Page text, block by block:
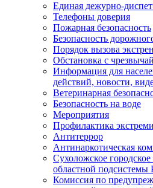
Единая дежурно-
Телефоны доверия
Пожарная безопасность
Безопасность
Порядок вызова
Обстановка с
Информация для
действий, новости,
Ветеринарная
Безопасность на воде
Мероприятия
Профилактика
Антитеррор
Антинаркотическая
Сухоложское
областной
Комиссия по